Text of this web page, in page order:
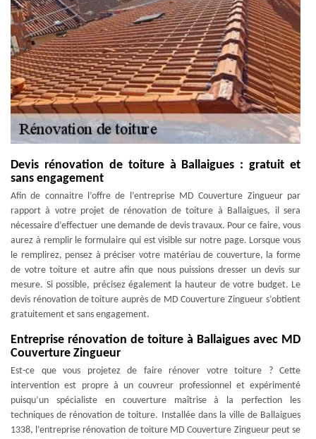
Devis rénovation de toiture à Ballaigues : gratuit et
sans engagement
Afin de connaitre l’offre de l’entreprise MD Couverture Zingueur par
rapport à votre projet de rénovation de toiture à Ballaigues, il sera
nécessaire d’effectuer une demande de devis travaux. Pour ce faire, vous
aurez à remplir le formulaire qui est visible sur notre page. Lorsque vous
le remplirez, pensez à préciser votre matériau de couverture, la forme
de votre toiture et autre afin que nous puissions dresser un devis sur
mesure. Si possible, précisez également la hauteur de votre budget. Le
devis rénovation de toiture auprès de MD Couverture Zingueur s’obtient
gratuitement et sans engagement.
Entreprise rénovation de toiture à Ballaigues avec MD
Couverture Zingueur
Est-ce que vous projetez de faire rénover votre toiture ? Cette
intervention est propre à un couvreur professionnel et expérimenté
puisqu’un spécialiste en couverture maîtrise à la perfection les
techniques de rénovation de toiture. Installée dans la ville de Ballaigues
1338, l’entreprise rénovation de toiture MD Couverture Zingueur peut se